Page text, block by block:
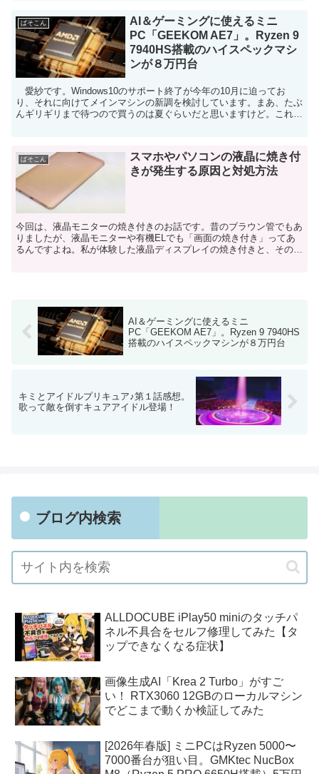
ぱそこん
AI＆ゲーミングに使えるミニ
PC「GEEKOM AE7」。Ryzen 9
7940HS搭載のハイスペックマシ
ンが８万円台
愛紗です。Windows10のサポート終了が今年の10月に迫ってお
り、それに向けてメインマシンの新調を検討しています。まあ、たぶ
んギリギリまで待つので買うのは夏ぐらいだと思いますけど。これか
ぱそこん
スマホやパソコンの液晶に焼き付
きが発生する原因と対処方法
今回は、液晶モニターの焼き付きのお話です。昔のブラウン管でもあ
りましたが、液晶モニターや有機ELでも「画面の焼き付き」ってあ
るんですよね。私が体験した液晶ディスプレイの焼き付きと、その解
AI＆ゲーミングに使えるミニ
PC「GEEKOM AE7」。Ryzen 9 7940HS
搭載のハイスペックマシンが８万円台
キミとアイドルプリキュア♪第１話感想。
歌って敵を倒すキュアアイドル登場！
ブログ内検索
ALLDOCUBE iPlay50 miniのタッチパ
ネル不具合をセルフ修理してみた【タ
ップできなくなる症状】
画像生成AI「Krea 2 Turbo」がすご
い！ RTX3060 12GBのローカルマシン
でどこまで動くか検証してみた
[2026年春版] ミニPCはRyzen 5000〜
7000番台が狙い目。GMKtec NucBox